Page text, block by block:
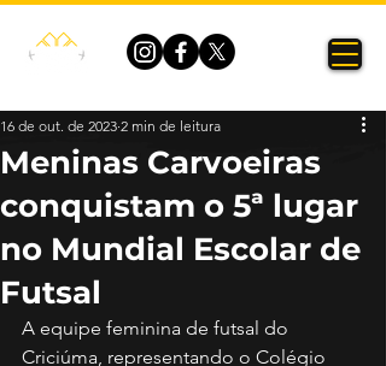
Meninas Carvoeiras
conquistam o 5ª lugar
no Mundial Escolar de
Futsal
16 de out. de 2023 2 min de leitura
A equipe feminina de futsal do
Criciúma, representando o Colégio